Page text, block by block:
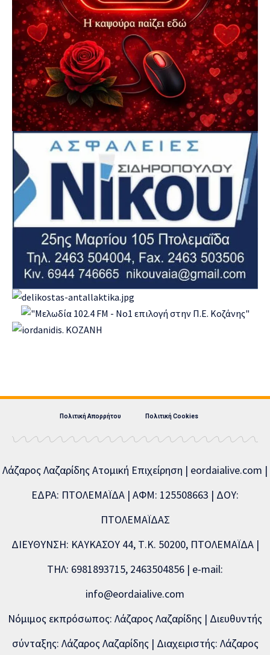
Πολιτική Απορρήτου Πολιτική Cookies
Λάζαρος Λαζαρίδης Ατομική Επιχείρηση | eordaialive.com |
ΕΔΡΑ: ΠΤΟΛΕΜΑΪΔΑ | ΑΦΜ: 125508663 | ΔΟΥ:
ΠΤΟΛΕΜΑΪΔΑΣ
ΔΙΕΥΘΥΝΣΗ: ΚΑΥΚΑΣΟΥ 44, Τ.Κ. 50200, ΠΤΟΛΕΜΑΪΔΑ |
ΤΗΛ: 6981893715, 2463504856 | e-mail:
info@eordaialive.com
Νόμιμος εκπρόσωπος: Λάζαρος Λαζαρίδης | Διευθυντής
σύνταξης: Λάζαρος Λαζαρίδης | Διαχειριστής: Λάζαρος